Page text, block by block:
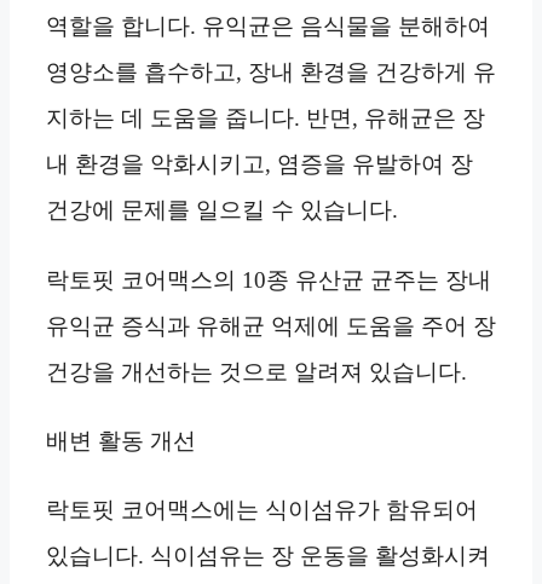
역할을 합니다. 유익균은 음식물을 분해하여
영양소를 흡수하고, 장내 환경을 건강하게 유
지하는 데 도움을 줍니다. 반면, 유해균은 장
내 환경을 악화시키고, 염증을 유발하여 장
건강에 문제를 일으킬 수 있습니다.
락토핏 코어맥스의 10종 유산균 균주는 장내
유익균 증식과 유해균 억제에 도움을 주어 장
건강을 개선하는 것으로 알려져 있습니다.
배변 활동 개선
락토핏 코어맥스에는 식이섬유가 함유되어
있습니다. 식이섬유는 장 운동을 활성화시켜